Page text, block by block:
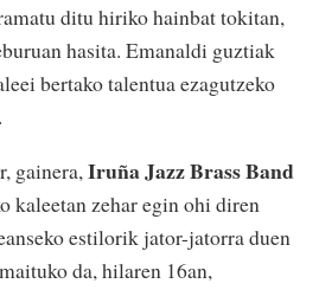
ditu hiriko hainbat tokitan,
hasita. Emanaldi guztiak
bertako talentua ezagutzeko
gainera, Iruña Jazz Brass Band
kaleetan zehar egin ohi diren
estilorik jator-jatorra duen
da, hilaren 16an,